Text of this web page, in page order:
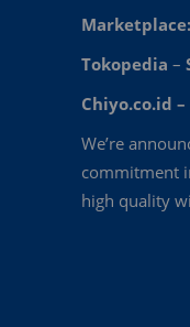
Marketplace:
Tokopedia –
Chiyo.co.id –
We’re
commitment
high quality